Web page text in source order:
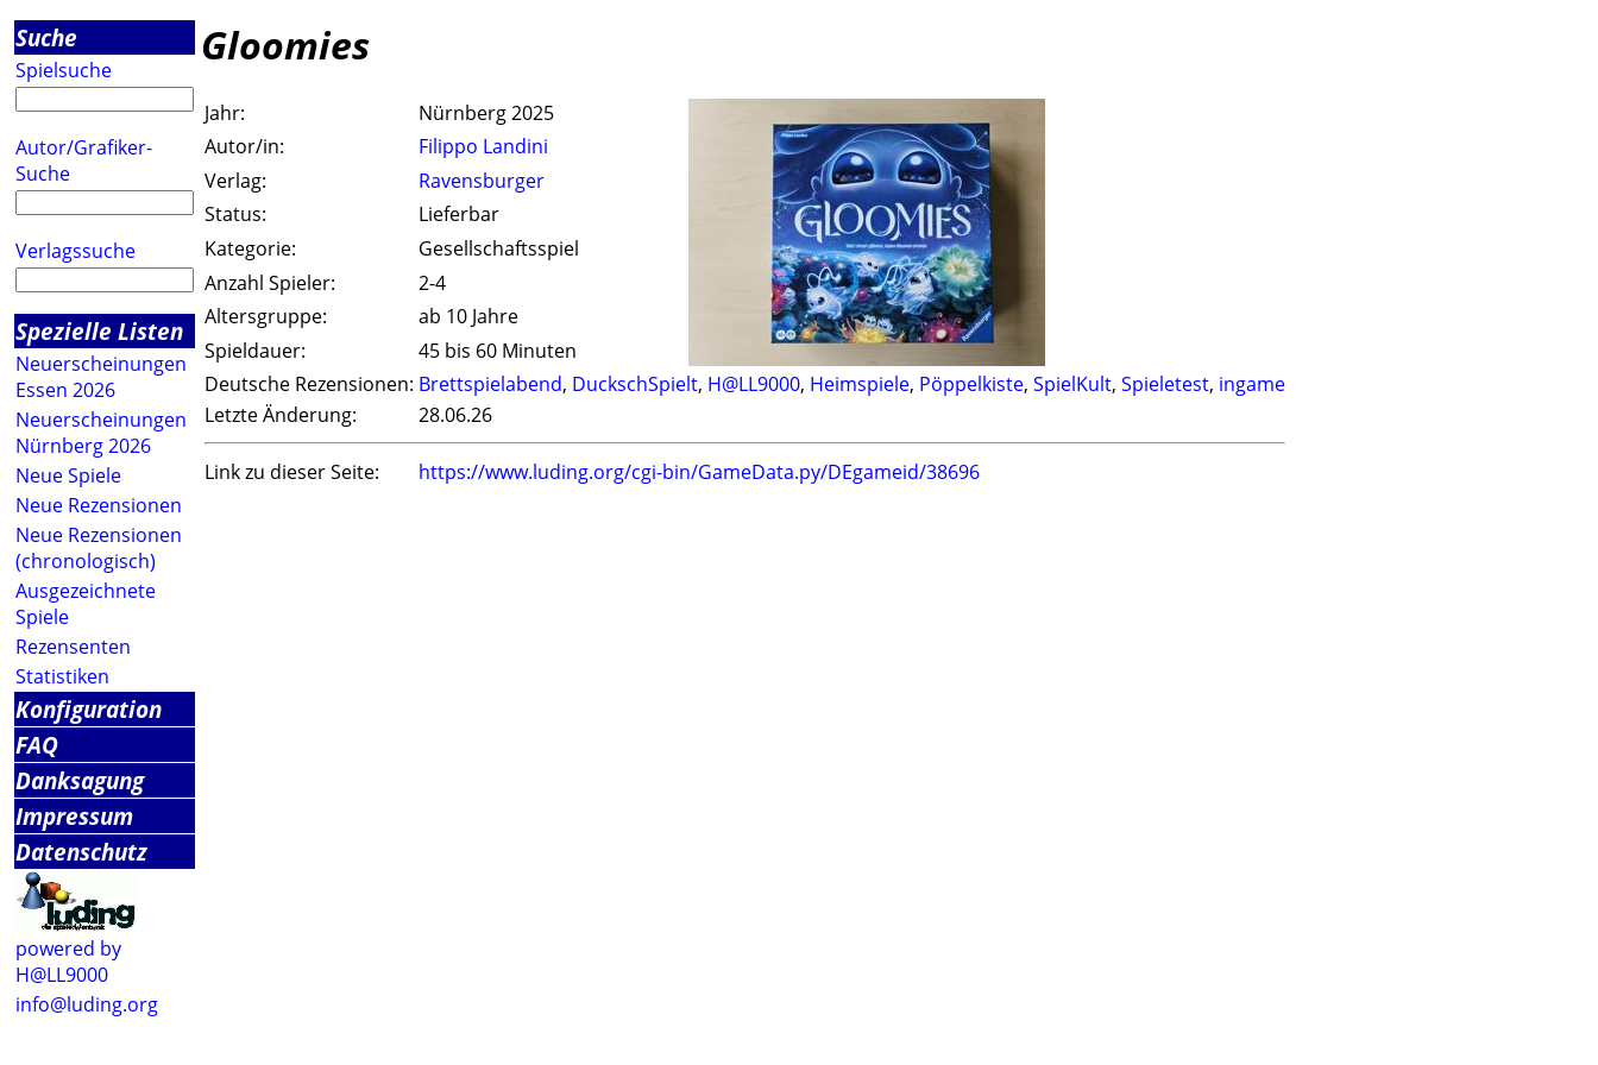
Suche
Spielsuche
Autor/Grafiker-
Suche
Verlagssuche
Spezielle Listen
Neuerscheinungen
Essen 2026
Neuerscheinungen
Nürnberg 2026
Neue Spiele
Neue Rezensionen
Neue Rezensionen
(chronologisch)
Ausgezeichnete
Spiele
Rezensenten
Statistiken
Konfiguration
FAQ
Danksagung
Impressum
Datenschutz
powered by
H@LL9000
info@luding.org
Gloomies
Jahr:
Nürnberg 2025
Autor/in:
Filippo Landini
Verlag:
Ravensburger
Status:
Lieferbar
Kategorie:
Gesellschaftsspiel
Anzahl Spieler:
2-4
Altersgruppe:
ab 10 Jahre
Spieldauer:
45 bis 60 Minuten
Deutsche Rezensionen: Brettspielabend, DuckschSpielt, H@LL9000, Heimspiele, Pöppelkiste, SpielKult, Spieletest, ingame
Letzte Änderung:
28.06.26
Link zu dieser Seite: https://www.luding.org/cgi-bin/GameData.py/DEgameid/38696